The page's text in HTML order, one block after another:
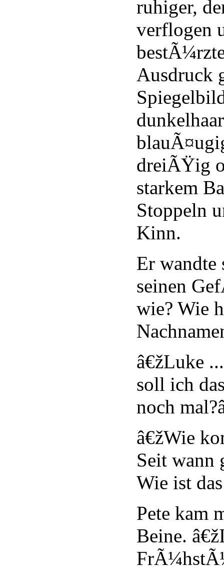
ruhiger,
verflogen
Ausdruck
dreiÃŸig
starkem
Stoppeln
Kinn.
Er wandte
seinen
wie? Wie
â€žLuke
soll ich
noch
â€žWie
Seit wann
Wie ist
Pete kam
Beine.